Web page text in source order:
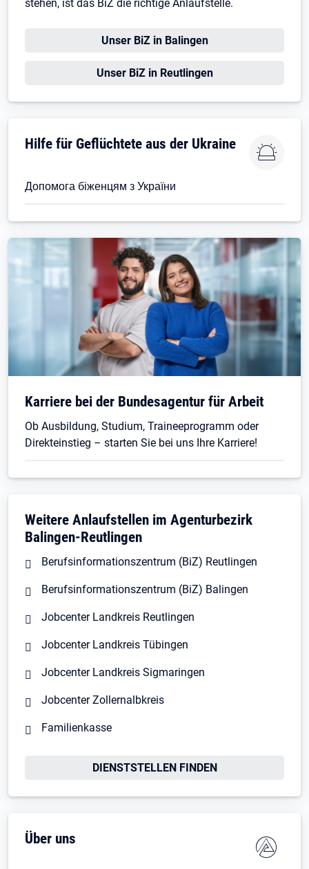
stehen, ist das BiZ die richtige Anlaufstelle.
Öffnet in neuem Tab
Unser BiZ in Balingen
Öffnet in neuem Tab
Unser BiZ in Reutlingen
Öffnet in neuem Tab
Hilfe für Geflüchtete aus der Ukraine
Допомога біженцям з України
Karriere bei der Bundesagentur für Arbeit
Ob Ausbildung, Studium, Traineeprogramm oder
Direkteinstieg – starten Sie bei uns Ihre Karriere!
Weitere Anlaufstellen im Agenturbezirk
Balingen-Reutlingen
Berufsinformationszentrum (BiZ) Reutlingen
Berufsinformationszentrum (BiZ) Balingen
Jobcenter Landkreis Reutlingen
Jobcenter Landkreis Tübingen
Jobcenter Landkreis Sigmaringen
Jobcenter Zollernalbkreis
Familienkasse
DIENSTSTELLEN FINDEN
Über uns